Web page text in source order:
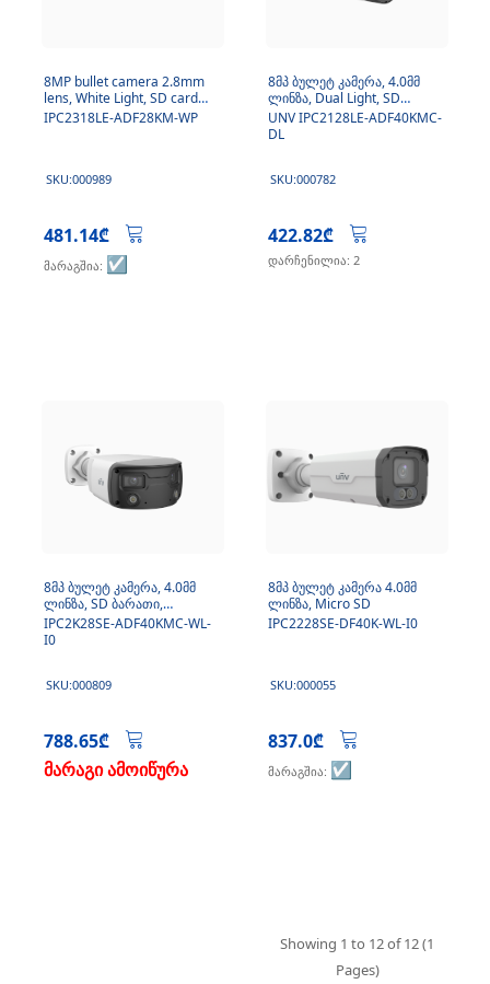
8MP bullet camera 2.8mm
lens, White Light, SD card
slot and Mic
IPC2318LE-ADF28KM-WP
SKU:000989
481.14₾
მარაგშია: ☑️
8მპ ბულეტ კამერა, 4.0მმ
ლინზა, Dual Light, SD
ბარათი, მიკროფონი
UNV IPC2128LE-ADF40KMC-
DL
SKU:000782
422.82₾
დარჩენილია: 2
8მპ ბულეტ კამერა, 4.0მმ
ლინზა, SD ბარათი,
მიკროფონი
IPC2K28SE-ADF40KMC-WL-
I0
SKU:000809
788.65₾
მარაგი ამოიწურა
8მპ ბულეტ კამერა 4.0მმ
ლინზა, Micro SD
IPC2228SE-DF40K-WL-I0
SKU:000055
837.0₾
მარაგშია: ☑️
Showing 1 to 12 of 12 (1
Pages)